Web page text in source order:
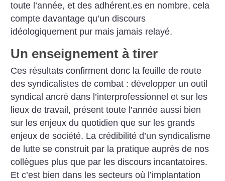
toute l’année, et des adhérent.es en nombre, cela
compte davantage qu’un discours
idéologiquement pur mais jamais relayé.
Un enseignement à tirer
Ces résultats confirment donc la feuille de route
des syndicalistes de combat : développer un outil
syndical ancré dans l’interprofessionnel et sur les
lieux de travail, présent toute l’année aussi bien
sur les enjeux du quotidien que sur les grands
enjeux de société. La crédibilité d’un syndicalisme
de lutte se construit par la pratique auprès de nos
collègues plus que par les discours incantatoires.
Et c’est bien dans les secteurs où l’implantation